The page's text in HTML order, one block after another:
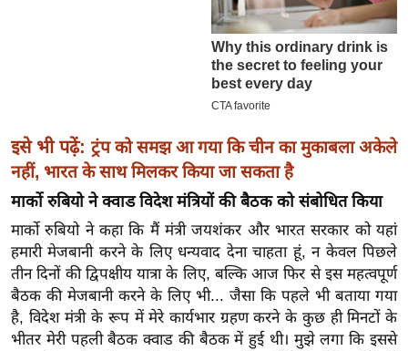
बे
मि
ल
श
ख्सि
य
त
इसे भी पढ़ें: ट्रंप को समझ आ गया कि चीन का मुकाबला अकेले
नहीं, भारत के साथ मिलकर किया जा सकता है
मार्को रुबियो ने क्वाड विदेश मंत्रियों की बैठक को संबोधित किया
मार्को रुबियो ने कहा कि मैं मंत्री जयशंकर और भारत सरकार को यहां
हमारी मेजबानी करने के लिए धन्यवाद देना चाहता हूं, न केवल पिछले
तीन दिनों की द्विपक्षीय यात्रा के लिए, बल्कि आज फिर से इस महत्वपूर्ण
बैठक की मेजबानी करने के लिए भी... जैसा कि पहले भी बताया गया
है, विदेश मंत्री के रूप में मेरे कार्यभार ग्रहण करने के कुछ ही मिनटों के
भीतर मेरी पहली बैठक क्वाड की बैठक में हुई थी। मुझे लगा कि इससे